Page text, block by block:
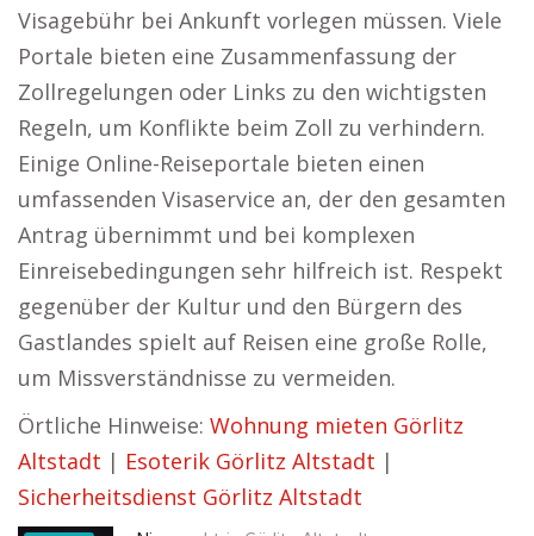
Visagebühr bei Ankunft vorlegen müssen. Viele
Portale bieten eine Zusammenfassung der
Zollregelungen oder Links zu den wichtigsten
Regeln, um Konflikte beim Zoll zu verhindern.
Einige Online-Reiseportale bieten einen
umfassenden Visaservice an, der den gesamten
Antrag übernimmt und bei komplexen
Einreisebedingungen sehr hilfreich ist. Respekt
gegenüber der Kultur und den Bürgern des
Gastlandes spielt auf Reisen eine große Rolle,
um Missverständnisse zu vermeiden.
Örtliche Hinweise: Wohnung mieten Görlitz
Altstadt | Esoterik Görlitz Altstadt |
Sicherheitsdienst Görlitz Altstadt